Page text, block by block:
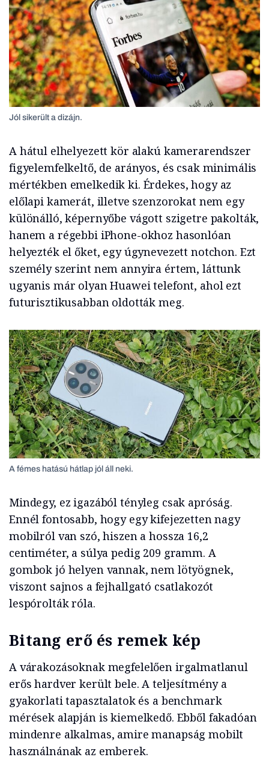
Jól sikerült a dizájn.
A hátul elhelyezett kör alakú kamerarendszer
figyelemfelkeltő, de arányos, és csak minimális
mértékben emelkedik ki. Érdekes, hogy az
előlapi kamerát, illetve szenzorokat nem egy
különálló, képernyőbe vágott szigetre pakolták,
hanem a régebbi iPhone-okhoz hasonlóan
helyezték el őket, egy úgynevezett notchon. Ezt
személy szerint nem annyira értem, láttunk
ugyanis már olyan Huawei telefont, ahol ezt
futurisztikusabban oldották meg.
A fémes hatású hátlap jól áll neki.
Mindegy, ez igazából tényleg csak apróság.
Ennél fontosabb, hogy egy kifejezetten nagy
mobilról van szó, hiszen a hossza 16,2
centiméter, a súlya pedig 209 gramm. A
gombok jó helyen vannak, nem lötyögnek,
viszont sajnos a fejhallgató csatlakozót
lespórolták róla.
Bitang erő és remek kép
A várakozásoknak megfelelően irgalmatlanul
erős hardver került bele. A teljesítmény a
gyakorlati tapasztalatok és a benchmark
mérések alapján is kiemelkedő. Ebből fakadóan
mindenre alkalmas, amire manapság mobilt
használnának az emberek.